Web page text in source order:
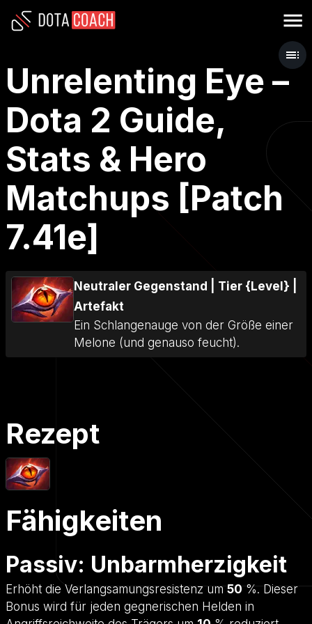
Unrelenting Eye –
Dota 2 Guide,
Stats & Hero
Matchups [Patch
7.41e]
Neutraler Gegenstand Tier {Level}
Artefakt
Ein Schlangenauge von der Größe einer
Melone (und genauso feucht).
Rezept
Fähigkeiten
Passiv: Unbarmherzigkeit
Erhöht die Verlangsamungsresistenz um50%. Dieser
Bonus wird für jeden gegnerischen Helden in